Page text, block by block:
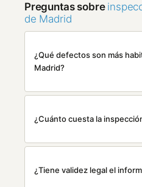
Preguntas sobre
de Madrid
¿Qué defectos son más
Madrid?
¿Cuánto cuesta la
¿Tiene validez legal el